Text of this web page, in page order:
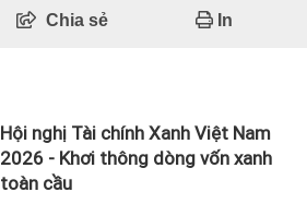
Chia sẻ In
Hội nghị Tài chính Xanh Việt Nam
2026 - Khơi thông dòng vốn xanh
toàn cầu